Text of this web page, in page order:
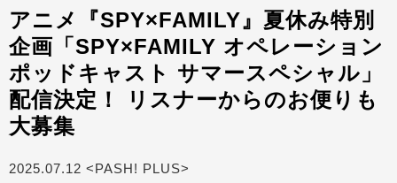
アニメ『SPY×FAMILY』夏休み特別
企画「SPY×FAMILY オペレーション
ポッドキャスト サマースペシャル」
配信決定！ リスナーからのお便りも
大募集
2025.07.12 <PASH! PLUS>